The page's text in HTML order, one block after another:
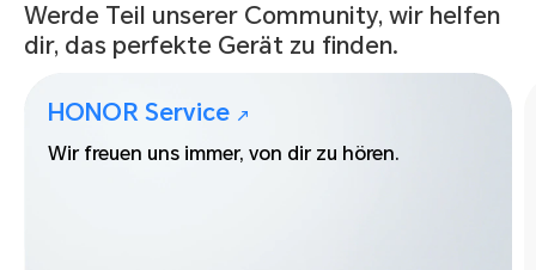
Werde Teil unserer Community, wir helfen
dir, das perfekte Gerät zu finden.
HONOR Service ↗
Wir freuen uns immer, von dir zu hören.